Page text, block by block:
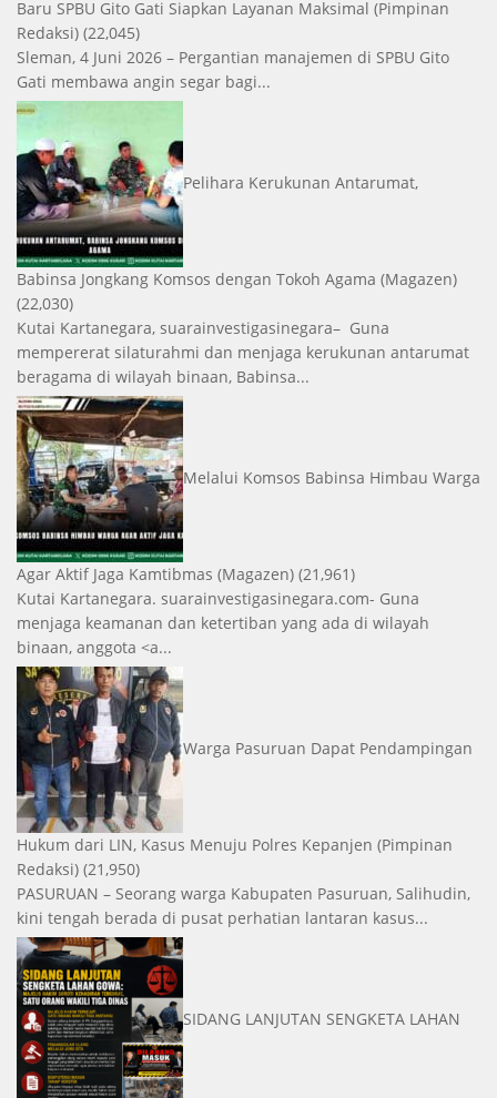
Baru SPBU Gito Gati Siapkan Layanan Maksimal (Pimpinan
Redaksi) (22,045)
Sleman, 4 Juni 2026 – Pergantian manajemen di SPBU Gito
Gati membawa angin segar bagi...
Pelihara Kerukunan Antarumat,
Babinsa Jongkang Komsos dengan Tokoh Agama (Magazen)
(22,030)
Kutai Kartanegara, suarainvestigasinegara– Guna
mempererat silaturahmi dan menjaga kerukunan antarumat
beragama di wilayah binaan, Babinsa...
Melalui Komsos Babinsa Himbau Warga
Agar Aktif Jaga Kamtibmas (Magazen) (21,961)
Kutai Kartanegara. suarainvestigasinegara.com- Guna
menjaga keamanan dan ketertiban yang ada di wilayah
binaan, anggota <a...
Warga Pasuruan Dapat Pendampingan
Hukum dari LIN, Kasus Menuju Polres Kepanjen (Pimpinan
Redaksi) (21,950)
PASURUAN – Seorang warga Kabupaten Pasuruan, Salihudin,
kini tengah berada di pusat perhatian lantaran kasus...
SIDANG LANJUTAN SENGKETA LAHAN